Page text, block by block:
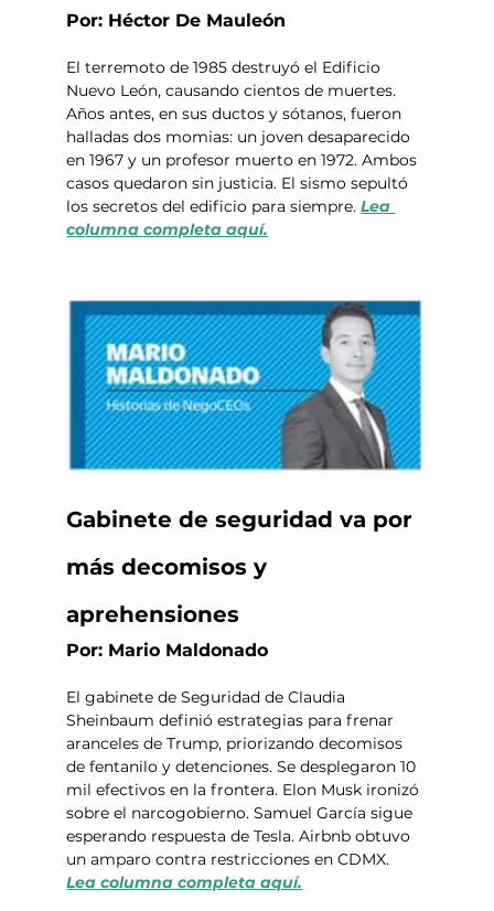
Por: Héctor De Mauleón
El terremoto de 1985 destruyó el Edificio
Nuevo León, causando cientos de muertes.
Años antes, en sus ductos y sótanos, fueron
halladas dos momias: un joven desaparecido
en 1967 y un profesor muerto en 1972. Ambos
casos quedaron sin justicia. El sismo sepultó
los secretos del edificio para siempre. Lea
columna completa aquí.
Gabinete de seguridad va por
más decomisos y
aprehensiones
Por: Mario Maldonado
El gabinete de Seguridad de Claudia
Sheinbaum definió estrategias para frenar
aranceles de Trump, priorizando decomisos
de fentanilo y detenciones. Se desplegaron 10
mil efectivos en la frontera. Elon Musk ironizó
sobre el narcogobierno. Samuel García sigue
esperando respuesta de Tesla. Airbnb obtuvo
un amparo contra restricciones en CDMX.
Lea columna completa aquí.